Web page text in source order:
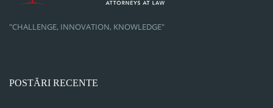
"CHALLENGE, INNOVATION, KNOWLEDGE"
POSTĂRI RECENTE